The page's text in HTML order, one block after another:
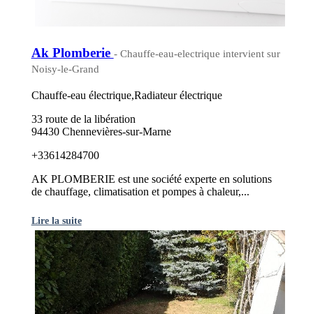
Ak Plomberie - Chauffe-eau-electrique intervient sur
Noisy-le-Grand
Chauffe-eau électrique,Radiateur électrique
33 route de la libération
94430 Chennevières-sur-Marne
+33614284700
AK PLOMBERIE est une société experte en solutions
de chauffage, climatisation et pompes à chaleur,...
Lire la suite